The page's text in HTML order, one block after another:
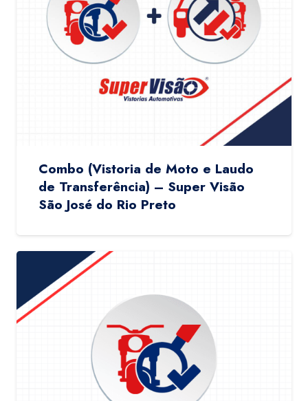
Combo (Vistoria de Moto e Laudo
de Transferência) – Super Visão
São José do Rio Preto